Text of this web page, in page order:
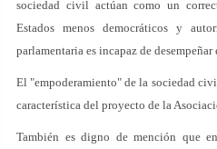
sociedad civil actúan como un
Estados menos democráticos y
parlamentaria es incapaz de desempeñar
El "empoderamiento" de la sociedad
característica del proyecto de la
También es digno de mención que